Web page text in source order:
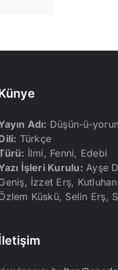
Adı: Düşün-ü-
Türkçe
İlmi, Fenni, Edebi
İşleri Kurulu: Ayşe
İzzet Erş,
Küskü, Selin Erş,